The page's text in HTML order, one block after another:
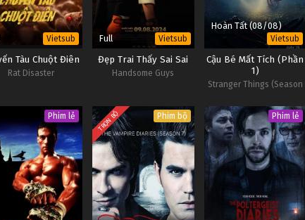
Vietsub
Tàu Chuột Điên
Rat Disaster
Full Vietsub
Đẹp Trai Thấy Sai Sai
Handsome Guys
Hoàn Tất (08/08)
Vietsub
Cậu Bé Mất Tích (Phần
1)
Stranger Things (Season
Phim lẻ TRỌN BỘ Phim bộ Phim lẻ